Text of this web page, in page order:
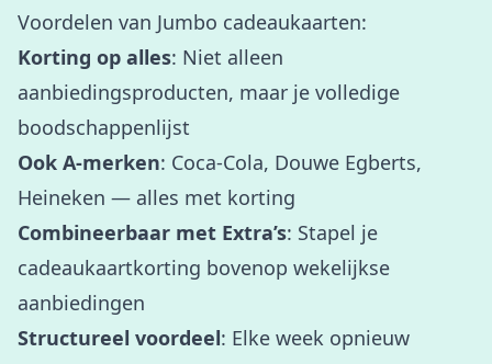
Voordelen van Jumbo cadeaukaarten:
Korting op alles: Niet alleen
aanbiedingsproducten, maar je volledige
boodschappenlijst
Ook A-merken: Coca-Cola, Douwe Egberts,
Heineken — alles met korting
Combineerbaar met Extra’s: Stapel je
cadeaukaartkorting bovenop wekelijkse
aanbiedingen
Structureel voordeel: Elke week opnieuw